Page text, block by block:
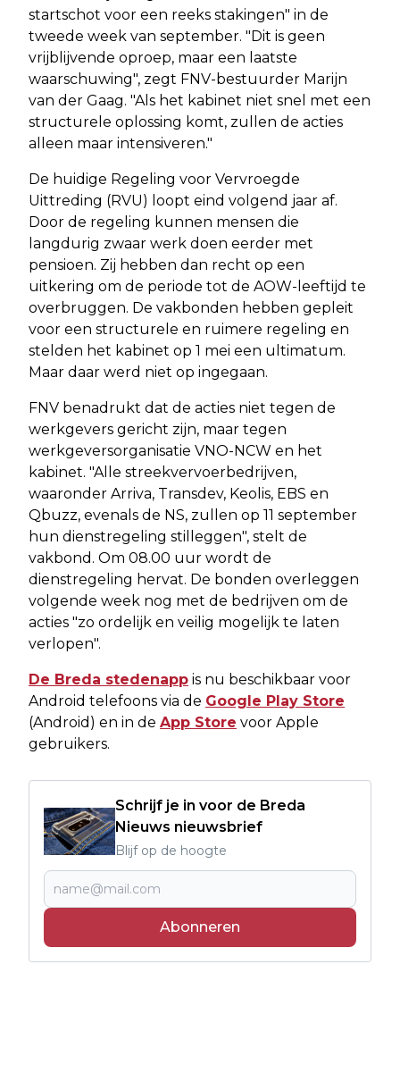
startschot voor een reeks stakingen" in de
tweede week van september. "Dit is geen
vrijblijvende oproep, maar een laatste
waarschuwing", zegt FNV-bestuurder Marijn
van der Gaag. "Als het kabinet niet snel met een
structurele oplossing komt, zullen de acties
alleen maar intensiveren."
De huidige Regeling voor Vervroegde
Uittreding (RVU) loopt eind volgend jaar af.
Door de regeling kunnen mensen die
langdurig zwaar werk doen eerder met
pensioen. Zij hebben dan recht op een
uitkering om de periode tot de AOW-leeftijd te
overbruggen. De vakbonden hebben gepleit
voor een structurele en ruimere regeling en
stelden het kabinet op 1 mei een ultimatum.
Maar daar werd niet op ingegaan.
FNV benadrukt dat de acties niet tegen de
werkgevers gericht zijn, maar tegen
werkgeversorganisatie VNO-NCW en het
kabinet. "Alle streekvervoerbedrijven,
waaronder Arriva, Transdev, Keolis, EBS en
Qbuzz, evenals de NS, zullen op 11 september
hun dienstregeling stilleggen", stelt de
vakbond. Om 08.00 uur wordt de
dienstregeling hervat. De bonden overleggen
volgende week nog met de bedrijven om de
acties "zo ordelijk en veilig mogelijk te laten
verlopen".
De Breda stedenapp is nu beschikbaar voor
Android telefoons via de Google Play Store
(Android) en in de App Store voor Apple
gebruikers.
Schrijf je in voor de Breda
Nieuws nieuwsbrief
Blijf op de hoogte
Abonneren